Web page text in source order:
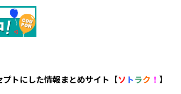
トにした情報まとめサイト【ソ ト ラク ！ 】